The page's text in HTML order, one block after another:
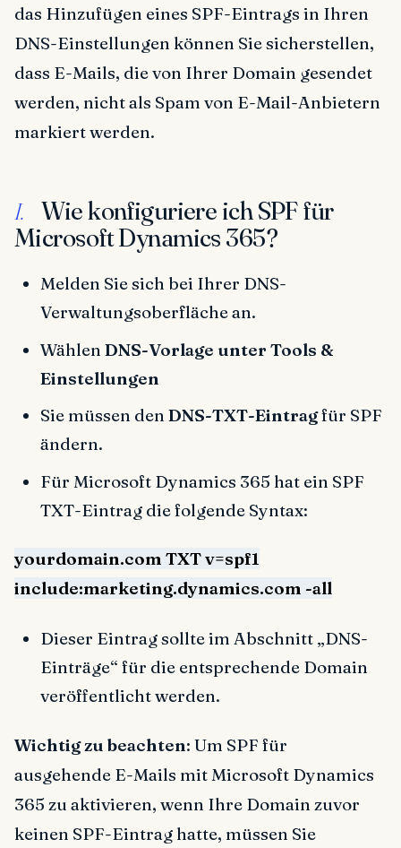
das Hinzufügen eines SPF-Eintrags in Ihren
DNS-Einstellungen können Sie sicherstellen,
dass E-Mails, die von Ihrer Domain gesendet
werden, nicht als Spam von E-Mail-Anbietern
markiert werden.
I.
Wie konfiguriere ich SPF für
Microsoft Dynamics 365?
Melden Sie sich bei Ihrer DNS-
Verwaltungsoberfläche an.
Wählen DNS-Vorlage unter Tools &
Einstellungen
Sie müssen den DNS-TXT-Eintragfür SPF
ändern.
Für Microsoft Dynamics 365 hat ein SPF
TXT-Eintrag die folgende Syntax:
yourdomain.com TXT v=spf1
include:marketing.dynamics.com -all
Dieser Eintrag sollte im Abschnitt „DNS-
Einträge“ für die entsprechende Domain
veröffentlicht werden.
Wichtig zu beachten: Um SPF für
ausgehende E-Mails mit Microsoft Dynamics
365 zu aktivieren, wenn Ihre Domain zuvor
keinen SPF-Eintrag hatte, müssen Sie